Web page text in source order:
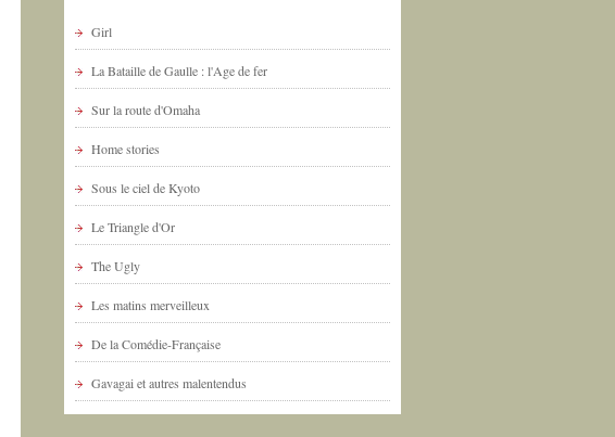
Girl
La Bataille de Gaulle : l'Age de fer
Sur la route d'Omaha
Home stories
Sous le ciel de Kyoto
Le Triangle d'Or
The Ugly
Les matins merveilleux
De la Comédie-Française
Gavagai et autres malentendus